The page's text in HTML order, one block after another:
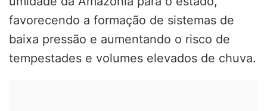
favorecendo a formação de sistemas de
baixa pressão e aumentando o risco de
tempestades e volumes elevados de chuva.